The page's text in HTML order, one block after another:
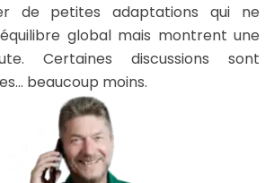
de petites adaptations qui ne
global mais montrent une
Certaines discussions sont
beaucoup moins.